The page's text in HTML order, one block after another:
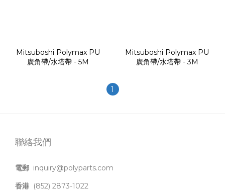
Mitsuboshi Polymax PU
廣角帶/水塔帶 - 5M
Mitsuboshi Polymax PU
廣角帶/水塔帶 - 3M
1
聯絡我們
電郵 inquiry@polyparts.com
香港 (852) 2873-1022